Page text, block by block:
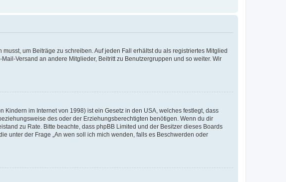
um Beiträge zu schreiben. Auf jeden Fall erhältst du als registriertes Mitglied
Versand an andere Mitglieder, Beitritt zu Benutzergruppen und so weiter. Wir
Kindern im Internet von 1998) ist ein Gesetz in den USA, welches festlegt, dass
des oder der Erziehungsberechtigten benötigen. Wenn du dir
zu Rate. Bitte beachte, dass phpBB Limited und der Besitzer dieses Boards
unter der Frage „An wen soll ich mich wenden, falls es Beschwerden oder